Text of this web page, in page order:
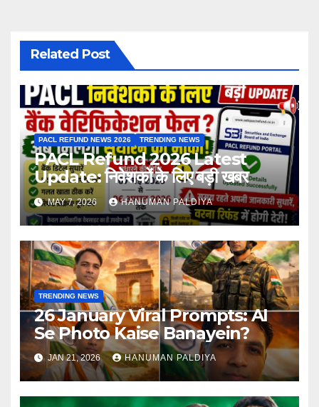
Related Post
PACL REFUND NEWS 2026 TRENDING NEWS
PACL Refund 2026 Latest
Update: निवेशकों के लिए बड़ी खबर
MAY 7, 2026 HANUMAN PALDIYA
TRENDING NEWS
26 January Viral Prompts: AI
Se Photo Kaise Banayein?
JAN 21, 2026 HANUMAN PALDIYA